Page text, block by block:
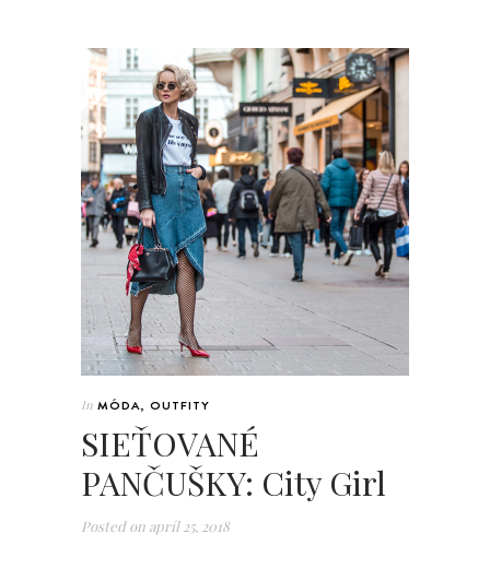
In MÓDA, OUTFITY
SIEŤOVANÉ
PANČUŠKY: City Girl
Posted on apríl 25, 2018